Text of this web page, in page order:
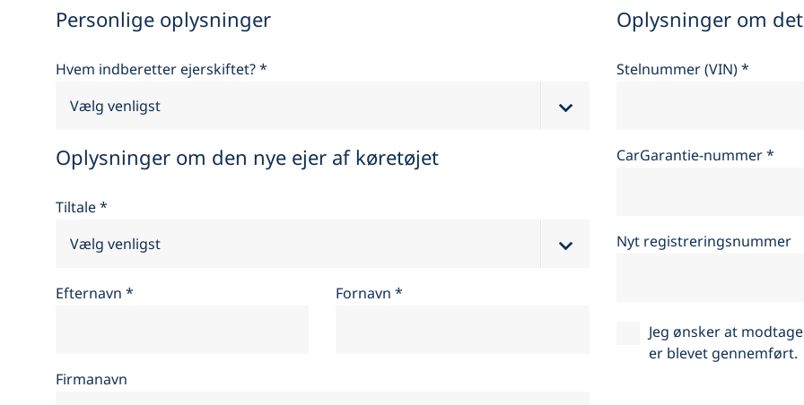
Service &
Support
Virksomhed
Personlige oplysninger
Hvem indberetter ejerskiftet?*
Oplysninger om den nye ejer af køretøjet
Tiltale*
Efternavn * Fornavn*
Firmanavn
Oplysninger om
Stelnummer (VIN)*
CarGarantie-nummer*
Nyt registreringsnummer
Jeg ønsker at
er blevet gennemført.